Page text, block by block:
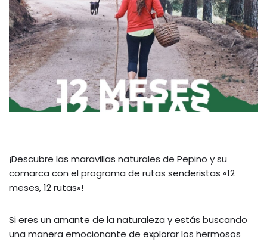
¡Descubre las maravillas naturales de Pepino y su
comarca con el programa de rutas senderistas «12
meses, 12 rutas»!
Si eres un amante de la naturaleza y estás buscando
una manera emocionante de explorar los hermosos